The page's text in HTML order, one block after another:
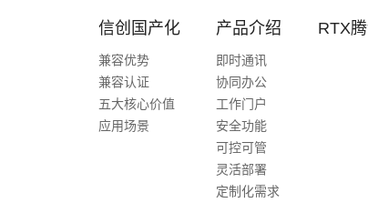
信创国产化
兼容优势
兼容认证
五大核心价值
应用场景
产品介绍
即时通讯
协同办公
工作门户
安全功能
可控可管
灵活部署
定制化需求
RTX